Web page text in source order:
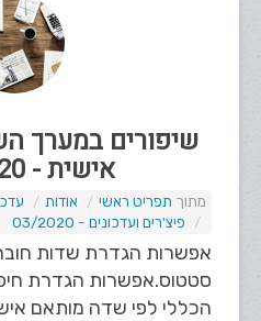
שיפורים במערך
אישית - 03/2020
תפריט ראשי אודות
פיצ'רים ועדכונים - 03/2020
אפשרות הגדרת שדות
סטטוס.​ אפשרות הגדרת
הכללי לפי שדה מותאם